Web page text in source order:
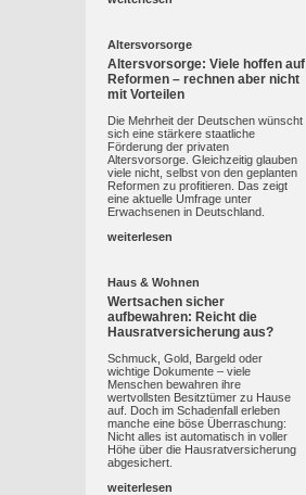
Altersvorsorge
Altersvorsorge: Viele hoffen auf
Reformen – rechnen aber nicht
mit Vorteilen
Die Mehrheit der Deutschen wünscht
sich eine stärkere staatliche
Förderung der privaten
Altersvorsorge. Gleichzeitig glauben
viele nicht, selbst von den geplanten
Reformen zu profitieren. Das zeigt
eine aktuelle Umfrage unter
Erwachsenen in Deutschland.
weiterlesen
Haus & Wohnen
Wertsachen sicher
aufbewahren: Reicht die
Hausratversicherung aus?
Schmuck, Gold, Bargeld oder
wichtige Dokumente – viele
Menschen bewahren ihre
wertvollsten Besitztümer zu Hause
auf. Doch im Schadenfall erleben
manche eine böse Überraschung:
Nicht alles ist automatisch in voller
Höhe über die Hausratversicherung
abgesichert.
weiterlesen